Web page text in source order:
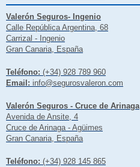
Valerón Seguros- Ingenio
Calle República Argentina, 68
Carrizal - Ingenio
Gran Canaria, España
Teléfono: (+34) 928 789 960
Email: info@segurosvaleron.com
Valerón Seguros - Cruce de Arinaga
Avenida de Ansite, 4
Cruce de Arinaga - Agüimes
Gran Canaria, España
Teléfono: (+34) 928 145 865